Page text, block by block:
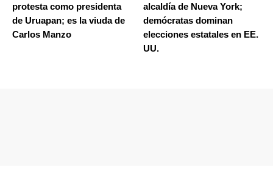
protesta como presidenta
de Uruapan; es la viuda de
Carlos Manzo
alcaldía de Nueva York;
demócratas dominan
elecciones estatales en EE.
UU.